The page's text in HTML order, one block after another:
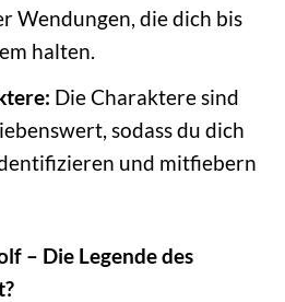
Wendungen, die dich bis
halten.
Die Charaktere sind
sodass du dich
und mitfiebern
– Die Legende des